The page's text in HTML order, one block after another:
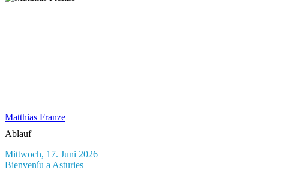
Matthias Franze
Ablauf
Mittwoch, 17. Juni 2026
Bienveníu a Asturies